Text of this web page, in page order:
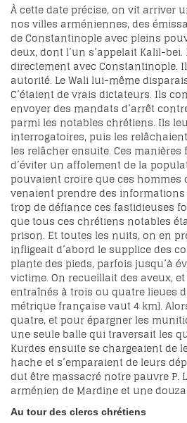
À cette date précise, on vit arriver
nos villes arméniennes, des
de Constantinople avec pleins
deux, dont l’un s’appelait Kalil-
directement avec Constantinople.
autorité. Le Wali lui-même
C’étaient de vrais dictateurs. Ils
envoyer des mandats d’arrêt
parmi les notables chrétiens. Ils
interrogatoires, puis les
les relâcher ensuite. Ces
d’éviter un affolement de la
pouvaient croire que ces hommes
venaient prendre des
trop de défiance ces fastidieuses
que tous ces chrétiens notables
prison. Et toutes les nuits, on en
infligeait d’abord le supplice des
plante des pieds, parfois jusqu’à
victime. On recueillait des aveux,
entraînés à trois ou quatre lieues
métrique française vaut 4 km].
quatre, et pour épargner les
une seule balle qui traversait les
Kurdes ensuite se chargeaient de
hache et s’emparaient de leurs
dut être massacré notre pauvre P.
arménien de Mardine et une
Au tour des clercs chrétiens